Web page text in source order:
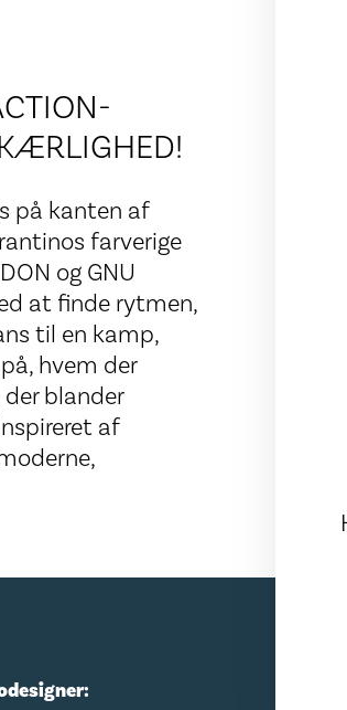
på kanten af
farverige
og GNU
at finde rytmen,
til en kamp,
hvem der
blander
af